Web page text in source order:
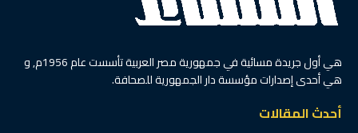
هي أول جريدة مسائية في جمهورية مصر العربية تأسست عام 1956م, و
هي أحدى إصدارات مؤسسة دار الجمهورية للصحافة.
أحدث المقالات